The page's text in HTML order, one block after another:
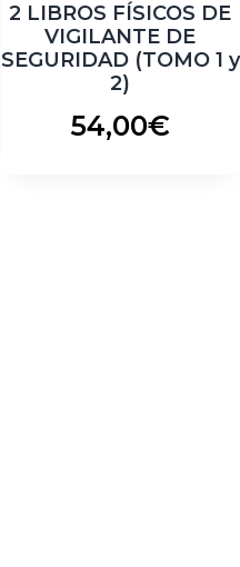
2 LIBROS FÍSICOS DE
VIGILANTE DE
SEGURIDAD (TOMO 1 y
2)
54,00€